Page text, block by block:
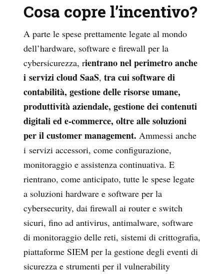
Cosa copre l’incentivo?
A parte le spese prettamente legate al mondo
dell’hardware, software e firewall per la
cybersicurezza, rientrano nel perimetro anche
i servizi cloud SaaS, tra cui software di
contabilità, gestione delle risorse umane,
produttività aziendale, gestione dei contenuti
digitali ed e-commerce, oltre alle soluzioni
per il customer management. Ammessi anche
i servizi accessori, come configurazione,
monitoraggio e assistenza continuativa. E
rientrano, come anticipato, tutte le spese legate
a soluzioni hardware e software per la
cybersecurity, dai firewall ai router e switch
sicuri, fino ad antivirus, antimalware, software
di monitoraggio delle reti, sistemi di crittografia,
piattaforme SIEM per la gestione degli eventi di
sicurezza e strumenti per il vulnerability